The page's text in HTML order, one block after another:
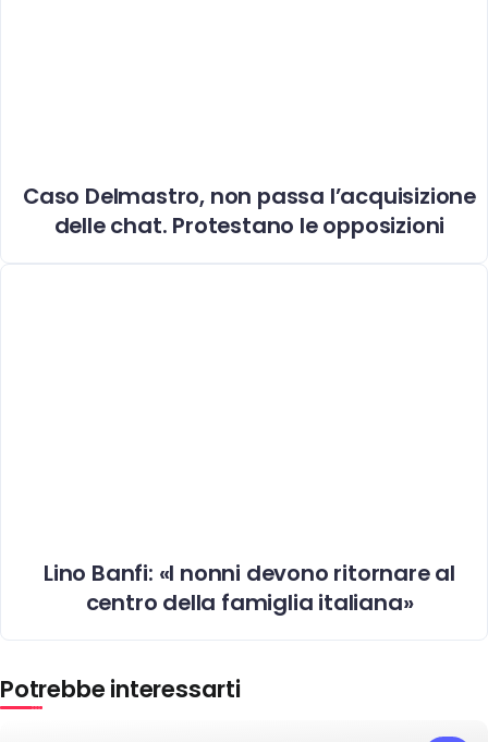
Caso Delmastro, non passa l’acquisizione
delle chat. Protestano le opposizioni
Lino Banfi: «I nonni devono ritornare al
centro della famiglia italiana»
Potrebbe interessarti